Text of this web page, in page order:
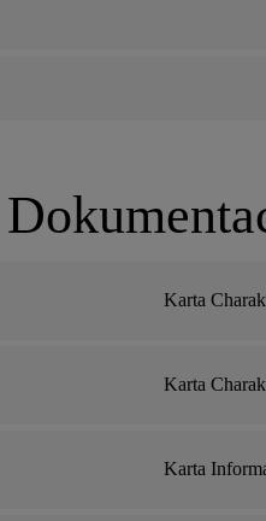
Karta
Karta
Karta